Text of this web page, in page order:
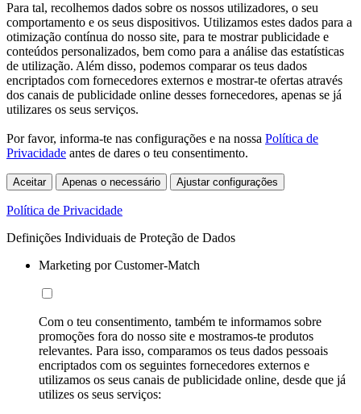
Para tal, recolhemos dados sobre os nossos utilizadores, o seu
comportamento e os seus dispositivos. Utilizamos estes dados para a
otimização contínua do nosso site, para te mostrar publicidade e
conteúdos personalizados, bem como para a análise das estatísticas
de utilização. Além disso, podemos comparar os teus dados
encriptados com fornecedores externos e mostrar-te ofertas através
dos canais de publicidade online desses fornecedores, apenas se já
utilizares os seus serviços.
Por favor, informa-te nas configurações e na nossa Política de
Privacidade antes de dares o teu consentimento.
Aceitar Apenas o necessário Ajustar configurações
Política de Privacidade
Definições Individuais de Proteção de Dados
Marketing por Customer-Match
Com o teu consentimento, também te informamos sobre
promoções fora do nosso site e mostramos-te produtos
relevantes. Para isso, comparamos os teus dados pessoais
encriptados com os seguintes fornecedores externos e
utilizamos os seus canais de publicidade online, desde que já
utilizes os seus serviços: